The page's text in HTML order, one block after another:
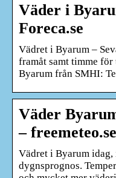
Väder i
Foreca.se
Vädret i Byarum –
framåt samt timme
Byarum från SMHI:
Väder
– freemeteo.se
Vädret i Byarum
dygnsprognos.